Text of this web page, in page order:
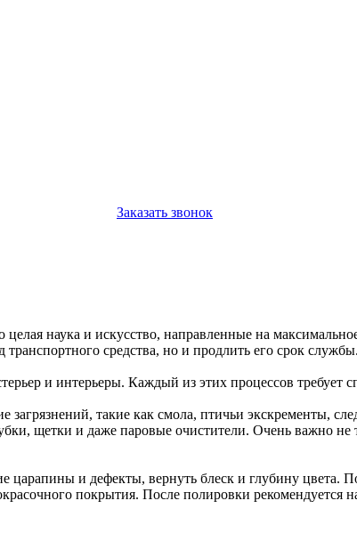
Заказать звонок
наука и искусство, направленные на
средства, но и продлить его срок службы.
и интерьеры. Каждый из этих процессов требует
такие как смола, птичьи экскременты,
щетки и даже паровые очистители. Очень важно
царапины и дефекты, вернуть блеск и глубину
покрытия. После полировки рекомендуется